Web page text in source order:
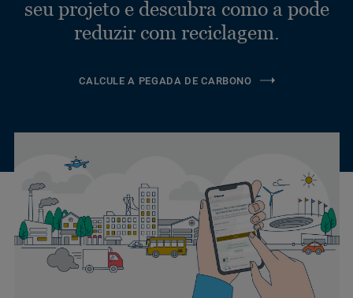
seu projeto e descubra como a pode
reduzir com reciclagem.
CALCULE A PEGADA DE CARBONO